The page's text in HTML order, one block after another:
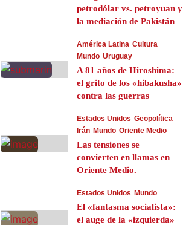
petrodólar vs. petroyuan y
la mediación de Pakistán
América Latina Cultura
Mundo Uruguay
A 81 años de Hiroshima:
el grito de los «hibakusha»
contra las guerras
Estados Unidos Geopolítica
Irán Mundo Oriente Medio
Las tensiones se
convierten en llamas en
Oriente Medio.
Estados Unidos Mundo
El «fantasma socialista»:
el auge de la «izquierda»